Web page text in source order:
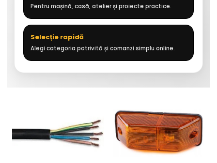
Pentru mașină, casă, atelier și proiecte practice.
Selecție rapidă
Alegi categoria potrivită și comanzi simplu online.